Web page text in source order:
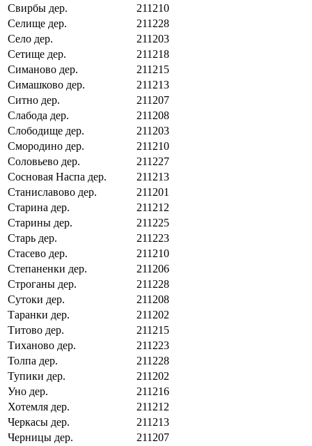
Свирбы дер.
211210
Селище дер.
211228
Село дер.
211203
Сетище дер.
211218
Симаново дер.
211215
Симашково дер.
211213
Ситно дер.
211207
Слабода дер.
211208
Слободище дер.
211203
Смородино дер.
211210
Соловьево дер.
211227
Сосновая Наспа дер.
211213
Станиславово дер.
211201
Старина дер.
211212
Старины дер.
211225
Старь дер.
211223
Стасево дер.
211210
Степаненки дер.
211206
Строганы дер.
211228
Сутоки дер.
211208
Таранки дер.
211202
Титово дер.
211215
Тиханово дер.
211223
Толпа дер.
211228
Тупики дер.
211202
Уно дер.
211216
Хотемля дер.
211212
Черкасы дер.
211213
Черницы дер.
211207